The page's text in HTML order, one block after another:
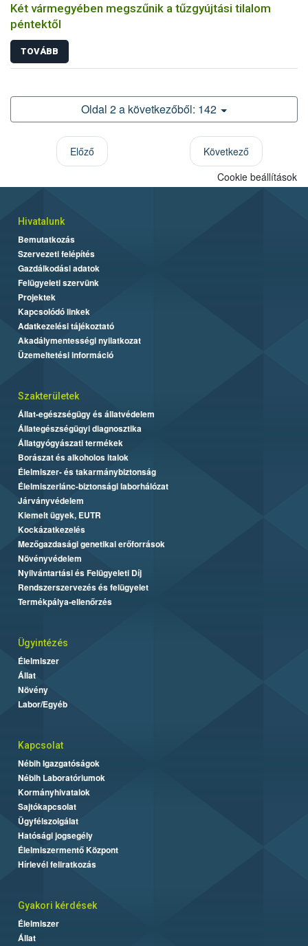
Két vármegyében megszűnik a tűzgyújtási tilalom
péntektől
TOVÁBB
Oldal 2 a következőből: 142
Előző
Következő
Cookie beállítások
Hivatalunk
Bemutatkozás
Szervezeti felépítés
Gazdálkodási adatok
Felügyeleti szervünk
Projektek
Kapcsolódó linkek
Adatkezelési tájékoztató
Akadálymentességi nyilatkozat
Üzemeltetési információ
Szakterületek
Állat-egészségügy és állatvédelem
Állategészségügyi diagnosztika
Állatgyógyászati termékek
Borászat és alkoholos italok
Élelmiszer- és takarmánybiztonság
Élelmiszerlánc-biztonsági laborhálózat
Járványvédelem
Kiemelt ügyek, EUTR
Kockázatkezelés
Mezőgazdasági genetikai erőforrások
Növényvédelem
Nyilvántartási és Felügyeleti Díj
Rendszerszervezés és felügyelet
Termékpálya-ellenőrzés
Ügyintézés
Élelmiszer
Állat
Növény
Labor/Egyéb
Kapcsolat
Nébih Igazgatóságok
Nébih Laboratóriumok
Kormányhivatalok
Sajtókapcsolat
Ügyfélszolgálat
Hatósági jogsegély
Élelmiszermentő Központ
Hírlevél feliratkozás
Gyakori kérdések
Élelmiszer
Állat